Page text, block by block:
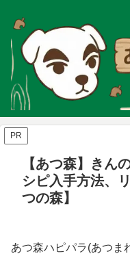
PR
【あつ森】きん
シピ入手方法、
つの森】
あつ森ハピパラ(あつま